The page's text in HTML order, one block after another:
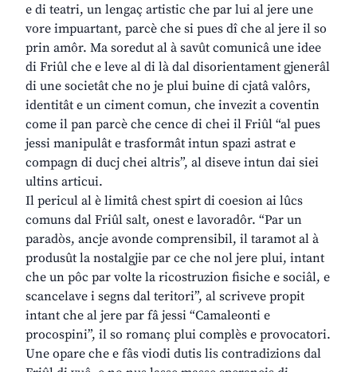
e di teatri, un lengaç artistic che par lui al jere une
vore impuartant, parcè che si pues dî che al jere il so
prin amôr. Ma soredut al à savût comunicâ une idee
di Friûl che e leve al di là dal disorientament gjenerâl
di une societât che no je plui buine di cjatâ valôrs,
identitât e un ciment comun, che invezit a coventin
come il pan parcè che cence di chei il Friûl “al pues
jessi manipulât e trasformât intun spazi astrat e
compagn di ducj chei altris”, al diseve intun dai siei
ultins articui.
Il pericul al è limitâ chest spirt di coesion ai lûcs
comuns dal Friûl salt, onest e lavoradôr. “Par un
paradòs, ancje avonde comprensibil, il taramot al à
produsût la nostalgjie par ce che nol jere plui, intant
che un pôc par volte la ricostruzion fisiche e sociâl, e
scancelave i segns dal teritori”, al scriveve propit
intant che al jere par fâ jessi “Camaleonti e
procospini”, il so romanç plui complès e provocatori.
Une opare che e fâs viodi dutis lis contradizions dal